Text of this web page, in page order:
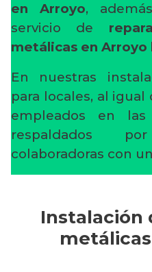
en Arroyo,
servicio de
metálicas en Arroyo
En nuestras
para locales, al
empleados en las
respaldados
colaboradoras con
Instalación